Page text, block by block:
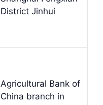
District Jinhui
Agricultural Bank of
China branch in